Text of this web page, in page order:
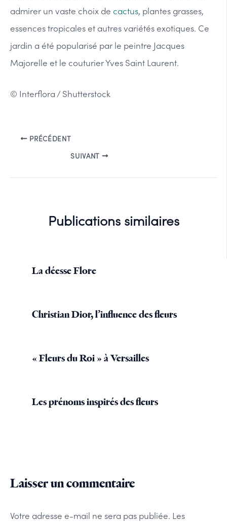
admirer un vaste choix de cactus, plantes grasses,
essences tropicales et autres variétés exotiques. Ce
jardin a été popularisé par le peintre Jacques
Majorelle et le couturier Yves Saint Laurent.
© Interflora / Shutterstock
PRÉCÉDENT
SUIVANT
Publications similaires
La déesse Flore
Christian Dior, l’influence des fleurs
« Fleurs du Roi » à Versailles
Les prénoms inspirés des fleurs
Laisser un commentaire
Votre adresse e-mail ne sera pas publiée. Les